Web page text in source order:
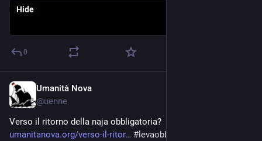
Hide
0
Umanità Nova
@uenne
Verso il ritorno della naja obbligatoria?
umanitanova.org/verso-il-ritor
# levaobbligatoria